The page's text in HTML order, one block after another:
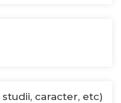
caracter, etc)